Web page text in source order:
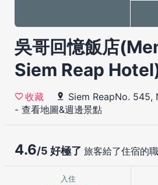
吳哥回憶飯店
Siem Reap
收藏
Siem ReapNo. 545,
- 查看地圖&週邊景點
4.6/5 好極了 旅客給了住宿的
入住